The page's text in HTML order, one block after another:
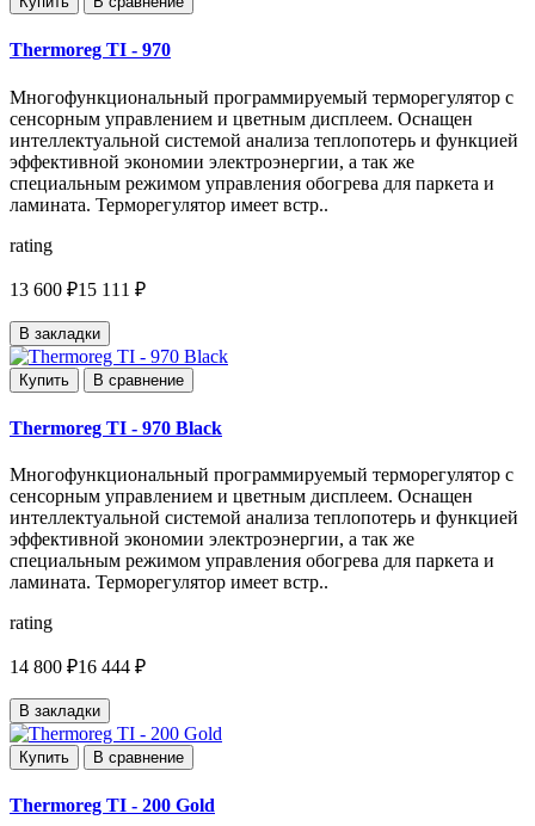
Thermoreg TI - 970
Многофункциональный программируемый терморегулятор с
сенсорным управлением и цветным дисплеем. Оснащен
интеллектуальной системой анализа теплопотерь и функцией
эффективной экономии электроэнергии, а так же
специальным режимом управления обогрева для паркета и
ламината. Терморегулятор имеет встр..
rating
13 600 ₽15 111 ₽
В закладки
Купить В сравнение
Thermoreg TI - 970 Black
Многофункциональный программируемый терморегулятор с
сенсорным управлением и цветным дисплеем. Оснащен
интеллектуальной системой анализа теплопотерь и функцией
эффективной экономии электроэнергии, а так же
специальным режимом управления обогрева для паркета и
ламината. Терморегулятор имеет встр..
rating
14 800 ₽16 444 ₽
В закладки
Купить В сравнение
Thermoreg TI - 200 Gold